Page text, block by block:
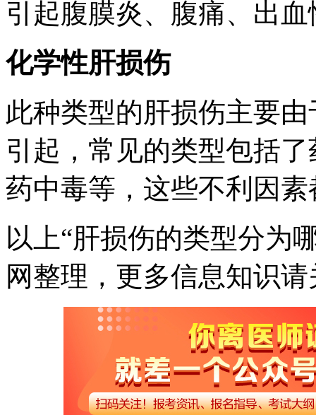
引起腹膜炎、腹痛、出
化学性肝损伤
此种类型的肝损伤主要
引起，常见的类型包括
药中毒等，这些不利因
以上“肝损伤的类型分为
网整理，更多信息知识